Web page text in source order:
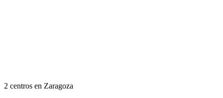
2 centros en Zaragoza